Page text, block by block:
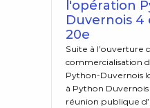
l'opération
Duvernois 4
20e
Suite à l’ouverture
commercialisation
Python-Duvernois
à Python
réunion publique